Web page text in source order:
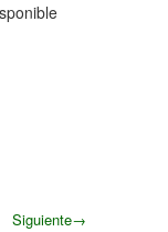
Siguiente→